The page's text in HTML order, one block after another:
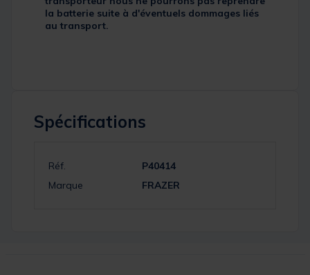
la batterie suite à d'éventuels dommages liés
au transport.
Spécifications
Réf.
P40414
Marque
FRAZER